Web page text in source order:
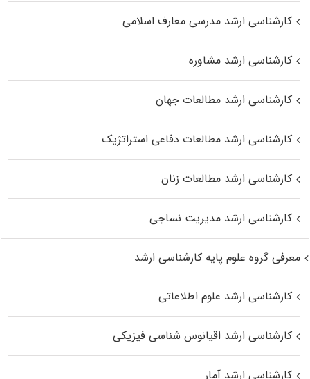
کارشناسی ارشد مدرسی معارف اسلامی
کارشناسی ارشد مشاوره
کارشناسی ارشد مطالعات جهان
کارشناسی ارشد مطالعات دفاعی استراتژیک
کارشناسی ارشد مطالعات زنان
کارشناسی ارشد مدیریت نساجی
معرفی گروه علوم پایه کارشناسی ارشد
کارشناسی ارشد علوم اطلاعاتی
کارشناسی ارشد اقیانوس‌ شناسی فیزیکی
کارشناسی ارشد آمار